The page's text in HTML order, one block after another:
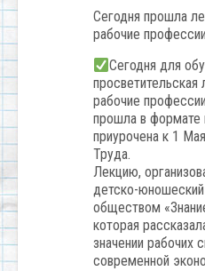
Сегодня прошла
рабочие
Сегодня для
рабочие
прошла в формате
приурочена к 1
Труда.
Лекцию,
детско-
обществом
которая
значении рабочих
современной